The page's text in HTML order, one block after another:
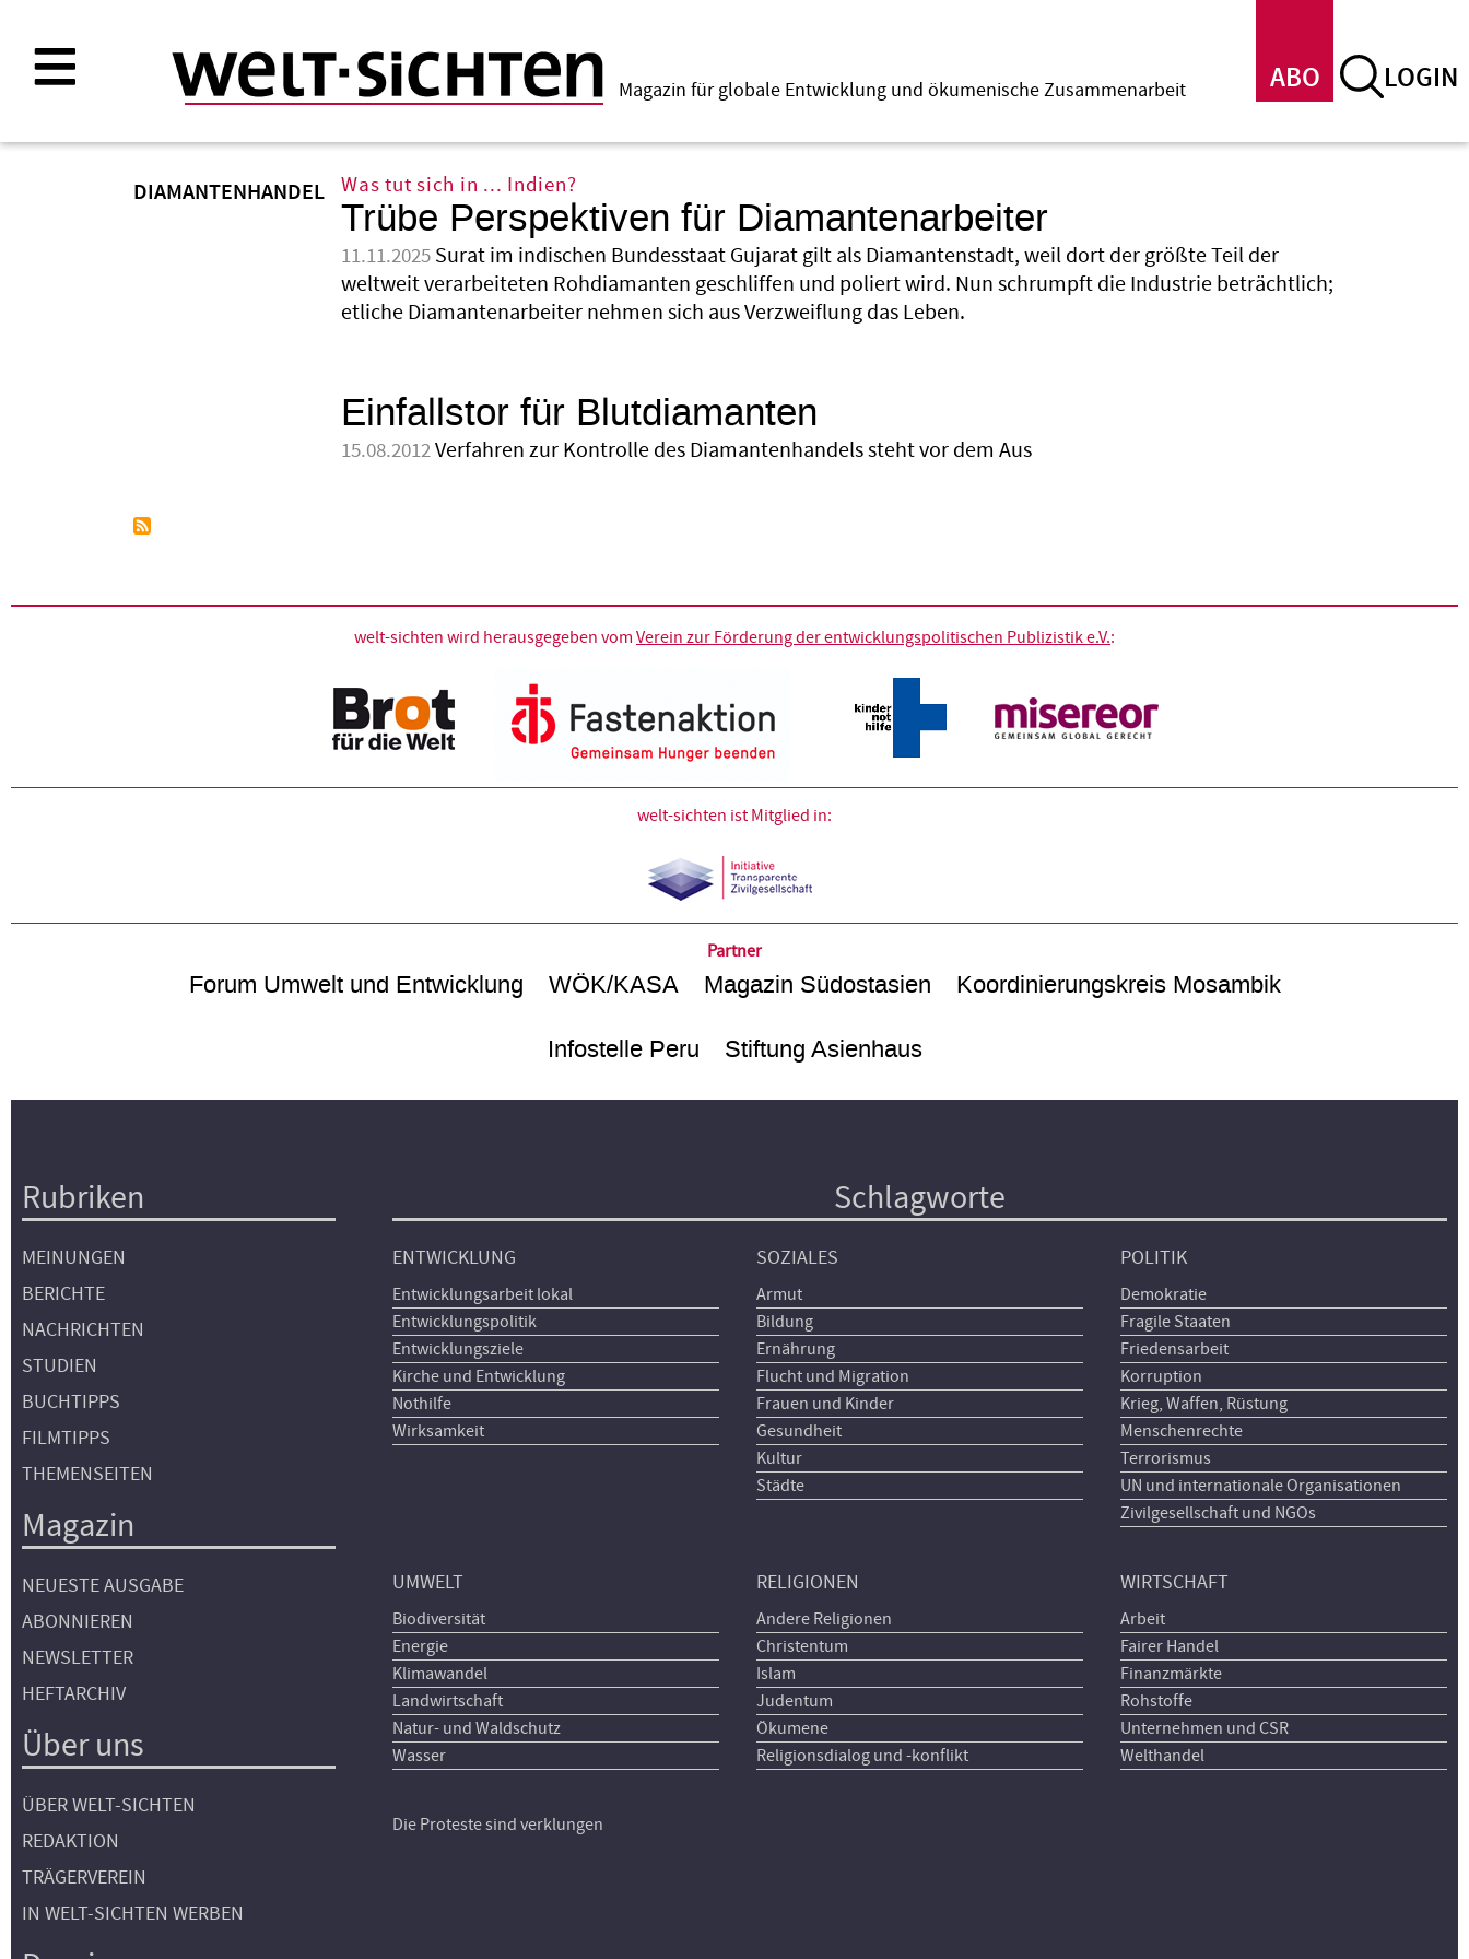
Inhalt
ABO LOGIN
Magazin für globale Entwicklung und ökumenische Zusammenarbeit
DIAMANTENHANDEL Was tut sich in ... Indien?
Trübe Perspektiven für Diamantenarbeiter
11.11.2025 Surat im indischen Bundesstaat Gujarat gilt als Diamantenstadt, weil dort der größte Teil der
weltweit verarbeiteten Rohdiamanten geschliffen und poliert wird. Nun schrumpft die Industrie beträchtlich;
etliche Diamantenarbeiter nehmen sich aus Verzweiflung das Leben.
Einfallstor für Blutdiamanten
15.08.2012Verfahren zur Kontrolle des Diamantenhandels steht vor dem Aus
welt-sichten wird herausgegeben vom Verein zur Förderung der entwicklungspolitischen Publizistik e.V.:
welt-sichten ist Mitglied in:
Partner
Forum Umwelt und Entwicklung WÖK/KASA Magazin Südostasien Koordinierungskreis Mosambik
Infostelle Peru Stiftung Asienhaus
Hauptnavigation
Rubriken
MEINUNGEN
BERICHTE
NACHRICHTEN
STUDIEN
BUCHTIPPS
FILMTIPPS
THEMENSEITEN
Magazin
NEUESTE AUSGABE
ABONNIEREN
NEWSLETTER
HEFTARCHIV
Über uns
ÜBER WELT-SICHTEN
REDAKTION
TRÄGERVEREIN
IN WELT-SICHTEN WERBEN
Schlagworte
ENTWICKLUNG
Entwicklungsarbeit lokal
Entwicklungspolitik
Entwicklungsziele
Kirche und Entwicklung
Nothilfe
Wirksamkeit
SOZIALES
Armut
Bildung
Ernährung
Flucht und Migration
Frauen und Kinder
Gesundheit
Kultur
Städte
POLITIK
Demokratie
Fragile Staaten
Friedensarbeit
Korruption
Krieg, Waffen, Rüstung
Menschenrechte
Terrorismus
UN und internationale Organisationen
Zivilgesellschaft und NGOs
UMWELT
Biodiversität
Energie
Klimawandel
Landwirtschaft
Natur- und Waldschutz
Wasser
RELIGIONEN
Andere Religionen
Christentum
Islam
Judentum
Ökumene
Religionsdialog und -konflikt
WIRTSCHAFT
Arbeit
Fairer Handel
Finanzmärkte
Rohstoffe
Unternehmen und CSR
Welthandel
Die Proteste sind verklungen